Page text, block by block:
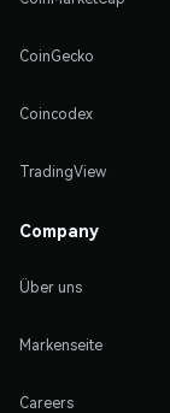
CoinGecko
Coincodex
TradingView
Company
Über uns
Markenseite
Careers